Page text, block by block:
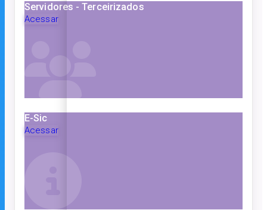
Servidores - Terceirizados
Acessar
E-Sic
Acessar